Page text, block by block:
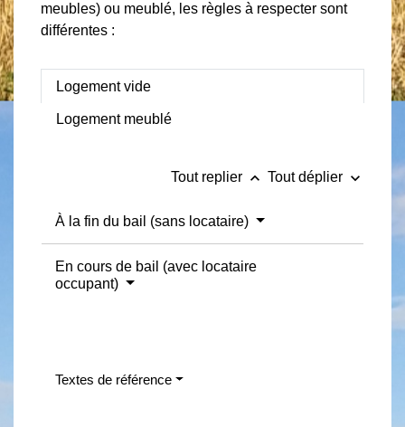
meubles) ou meublé, les règles à respecter sont
différentes :
Logement vide
Logement meublé
Tout replier keyboard_arrow_up Tout déplier keyboard_arrow_down
À la fin du bail (sans locataire)
En cours de bail (avec locataire
occupant)
Textes de référence